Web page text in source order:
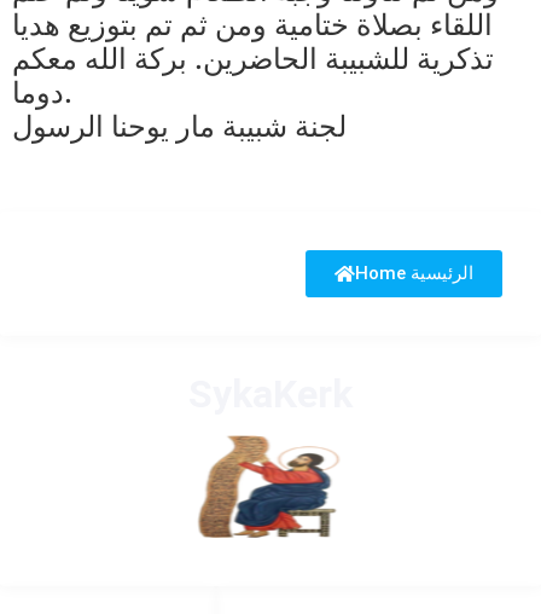
اللقاء بصلاة ختامية ومن ثم تم بتوزيع هديا
تذكرية للشبيبة الحاضرين. بركة الله معكم
دوما.
لجنة شبيبة مار يوحنا الرسول
Home الرئيسية